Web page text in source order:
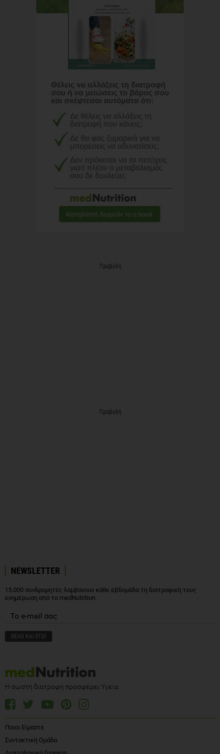
Προβολή
Προβολή
NEWSLETTER
15.000 συνδρομητές λαμβάνουν κάθε εβδομάδα τη διατροφική τους
ενημέρωση από το medNutrition.
Η σωστή διατροφή προσφέρει Υγεία
Ποιοι Είμαστε
Συντακτική Ομάδα